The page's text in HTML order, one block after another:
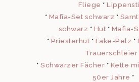
Fliege *
* Mafia-Set schwarz *
schwarz * Hut * Mafia-
* Priesterhut * Fake-Pelz *
Trauerschleier
* Schwarzer Fächer * Kette
50er Jahre *